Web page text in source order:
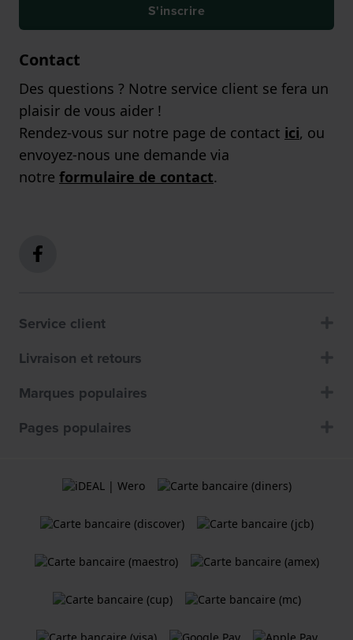
S'inscrire
Contact
Des questions ? Notre service client se fera un
plaisir de vous aider !
Rendez-vous sur notre page de contact ici, ou
envoyez-nous une demande via
notre formulaire de contact.
Service client
Livraison et retours
Marques populaires
Pages populaires